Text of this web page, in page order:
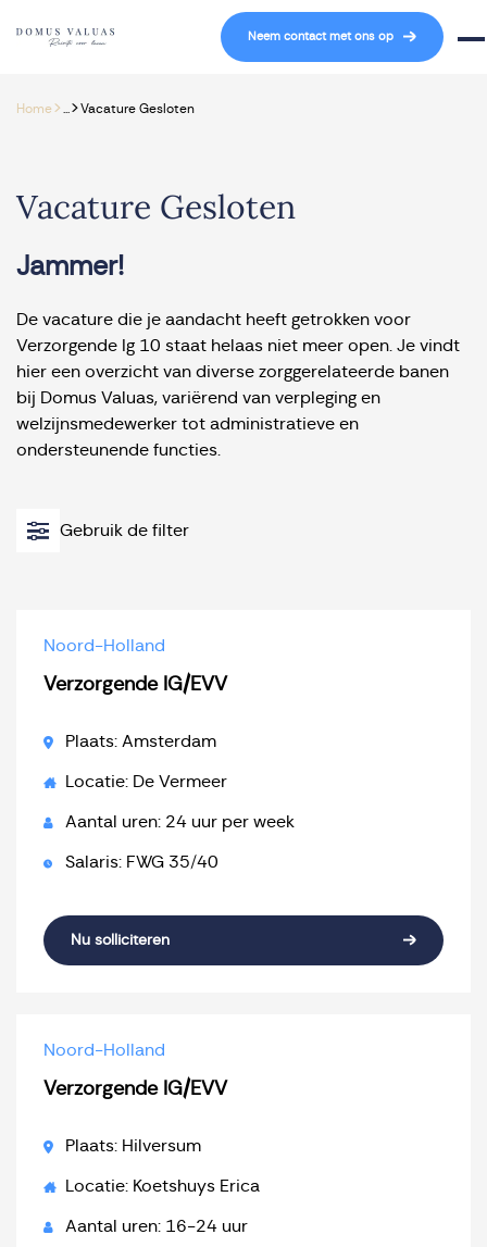
Navigatie overslaan
Neem contact met ons op
Home> >Vacature Gesloten
Vacature Gesloten
Jammer!
De vacature die je aandacht heeft getrokken voor
Verzorgende Ig 10 staat helaas niet meer open. Je vindt
hier een overzicht van diverse zorggerelateerde banen
bij Domus Valuas, variërend van verpleging en
welzijnsmedewerker tot administratieve en
ondersteunende functies.
Gebruik de filter
Noord-Holland
Verzorgende IG/EVV
Plaats: Amsterdam
Locatie: De Vermeer
Aantal uren: 24 uur per week
Salaris: FWG 35/40
Nu solliciteren
Noord-Holland
Verzorgende IG/EVV
Plaats: Hilversum
Locatie: Koetshuys Erica
Aantal uren: 16-24 uur